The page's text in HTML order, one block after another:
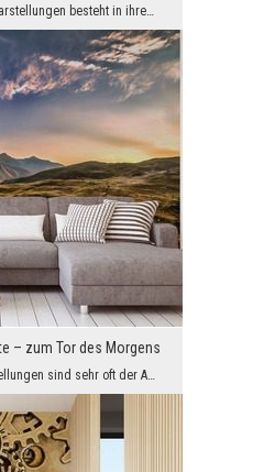
Die Magie vollkommener Darstellungen besteht in ihrem einzigartigen Stil, vollkommenen Glanz und ...
– zum Tor des Morgens
Interessante visuelle Darstellungen sind sehr oft der Anfang neuer und einzigartiger Erfahrungen...